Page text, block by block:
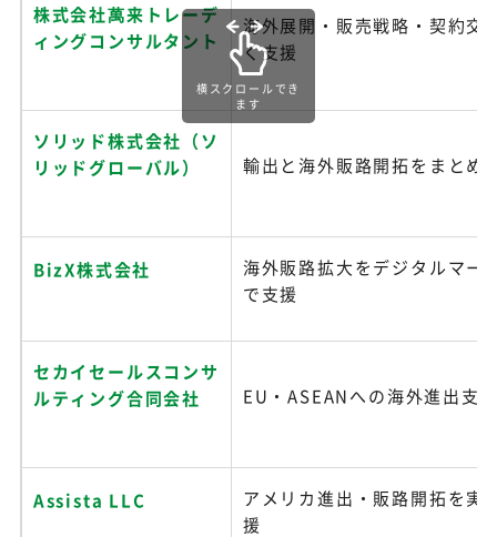
株式会社萬来トレーデ
ィングコンサルタント
海外展開・販売戦略・契約交
く支援
ソリッド株式会社（ソ
リッドグローバル）
輸出と海外販路開拓をまとめ
BizX株式会社
海外販路拡大をデジタルマー
で支援
セカイセールスコンサ
ルティング合同会社
EU・ASEANへの海外進出支
Assista LLC
アメリカ進出・販路開拓を実
援
横スクロールでき
ます